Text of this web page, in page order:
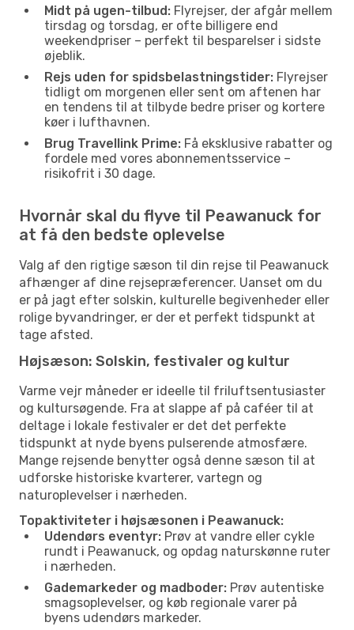
Midt på ugen-tilbud: Flyrejser, der afgår mellem
tirsdag og torsdag, er ofte billigere end
weekendpriser – perfekt til besparelser i sidste
øjeblik.
Rejs uden for spidsbelastningstider: Flyrejser
tidligt om morgenen eller sent om aftenen har
en tendens til at tilbyde bedre priser og kortere
køer i lufthavnen.
Brug Travellink Prime: Få eksklusive rabatter og
fordele med vores abonnementsservice –
risikofrit i 30 dage.
Hvornår skal du flyve til Peawanuck for
at få den bedste oplevelse
Valg af den rigtige sæson til din rejse til Peawanuck
afhænger af dine rejsepræferencer. Uanset om du
er på jagt efter solskin, kulturelle begivenheder eller
rolige byvandringer, er der et perfekt tidspunkt at
tage afsted.
Højsæson: Solskin, festivaler og kultur
Varme vejr måneder er ideelle til friluftsentusiaster
og kultursøgende. Fra at slappe af på caféer til at
deltage i lokale festivaler er det det perfekte
tidspunkt at nyde byens pulserende atmosfære.
Mange rejsende benytter også denne sæson til at
udforske historiske kvarterer, vartegn og
naturoplevelser i nærheden.
Topaktiviteter i højsæsonen i Peawanuck:
Udendørs eventyr: Prøv at vandre eller cykle
rundt i Peawanuck, og opdag naturskønne ruter
i nærheden.
Gademarkeder og madboder: Prøv autentiske
smagsoplevelser, og køb regionale varer på
byens udendørs markeder.